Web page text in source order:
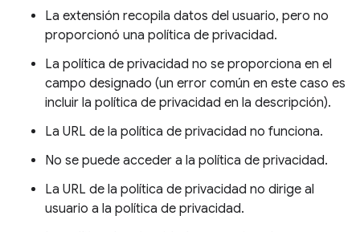
La extensión recopila datos del usuario, pero no
proporcionó una política de privacidad.
La política de privacidad no se proporciona en el
campo designado (un error común en este caso es
incluir la política de privacidad en la descripción).
La URL de la política de privacidad no funciona.
No se puede acceder a la política de privacidad.
La URL de la política de privacidad no dirige al
usuario a la política de privacidad.